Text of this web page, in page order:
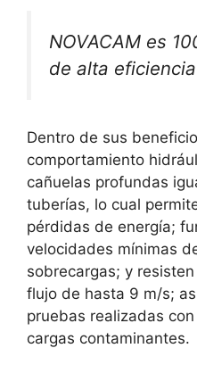
NOVACAM es
de alta
Dentro de sus
comportamiento
cañuelas profundas
tuberías, lo cual
pérdidas de energía;
velocidades mínimas
sobrecargas; y
flujo de hasta 9 m/s;
pruebas realizadas
cargas contaminantes.